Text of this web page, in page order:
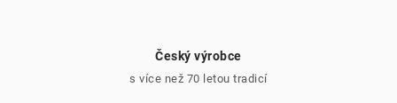
Český výrobce
s více než 70 letou tradicí